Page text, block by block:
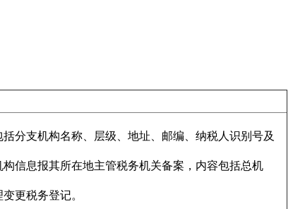
分支机构名称、层级、地址、邮编、纳税人识别号及
信息报其所在地主管税务机关备案，内容包括总机
更税务登记。